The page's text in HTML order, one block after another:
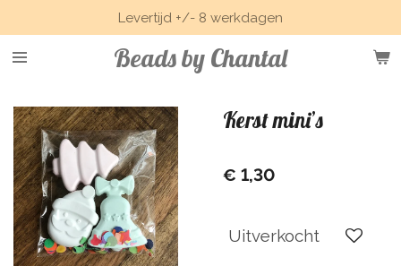
direct
naar
hoofdinhoud
Beads by Chantal
Levertijd +/- 8 werkdagen
Kerst mini’s
€ 1,30
Uitverkocht